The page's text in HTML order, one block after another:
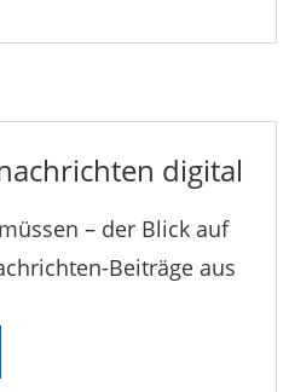
digital
– der Blick auf
Beiträge aus